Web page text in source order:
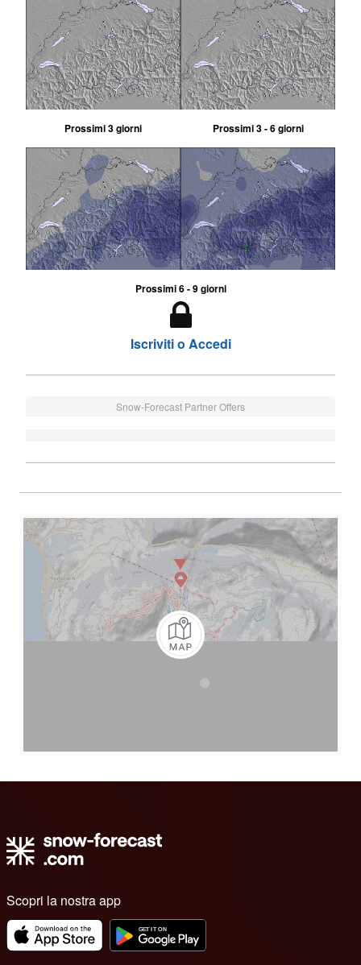
Prossimi 3 giorni Prossimi 3 - 6 giorni
Prossimi 6 - 9 giorni
Iscriviti o Accedi
Snow-Forecast Partner Offers
Scopri la nostra app